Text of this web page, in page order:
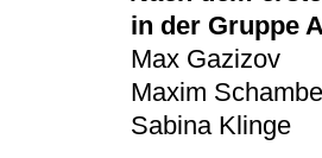
in der Gruppe
Max Gazizov
Maxim
Sabina Klinge